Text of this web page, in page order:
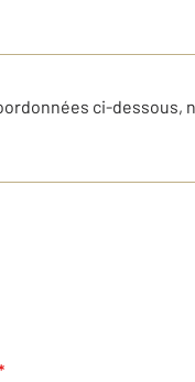
ci-dessous,